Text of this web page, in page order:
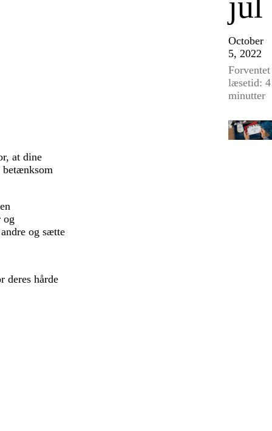
October
5, 2022
Forventet
læsetid: 4
minutter
at dine
betænksom
og
og sætte
deres hårde